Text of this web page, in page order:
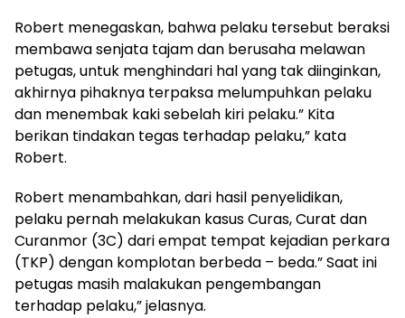
Robert menegaskan, bahwa pelaku tersebut beraksi
membawa senjata tajam dan berusaha melawan
petugas, untuk menghindari hal yang tak diinginkan,
akhirnya pihaknya terpaksa melumpuhkan pelaku
dan menembak kaki sebelah kiri pelaku.” Kita
berikan tindakan tegas terhadap pelaku,” kata
Robert.
Robert menambahkan, dari hasil penyelidikan,
pelaku pernah melakukan kasus Curas, Curat dan
Curanmor (3C) dari empat tempat kejadian perkara
(TKP) dengan komplotan berbeda – beda.” Saat ini
petugas masih malakukan pengembangan
terhadap pelaku,” jelasnya.